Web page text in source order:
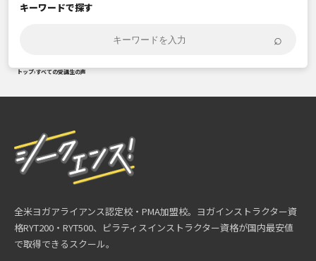
キーワードで探す
⌕
トップ›すべての受講生の声
全米ヨガアライアンス認定校・PMA加盟校。ヨガインストラクター資
格RYT200・RYT500、ピラティスインストラクター資格が国内最安値
で取得できるスクール。